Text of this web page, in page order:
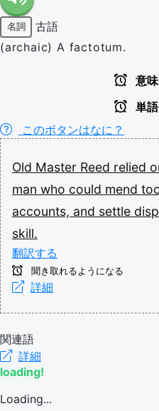
名詞
古語
(archaic) A factotum.
意
単
このボタンはなに？
Old Master Reed relied
man who could mend
accounts, and settle
skill.
翻訳する
聞き取れるようになる
詳細
関連語
詳細
loading!
Loading...